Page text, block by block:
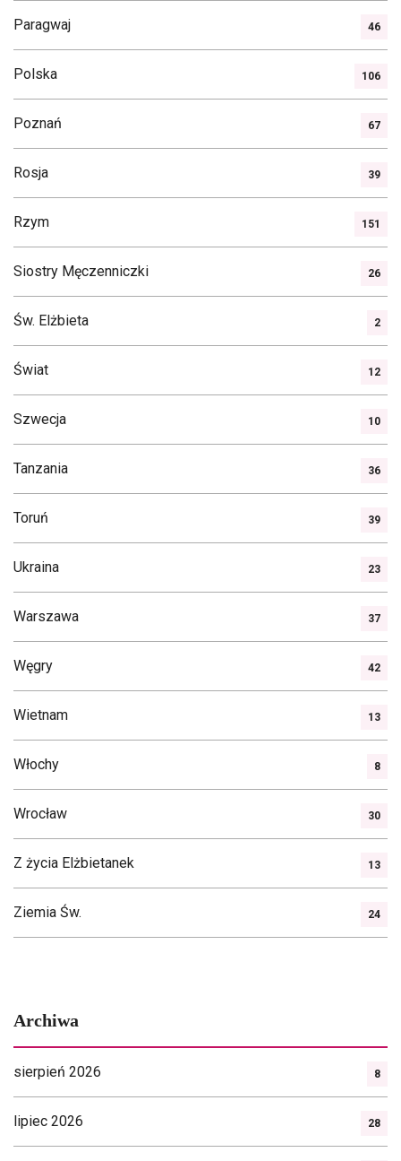
Paragwaj 46
Polska 106
Poznań 67
Rosja 39
Rzym 151
Siostry Męczenniczki 26
Św. Elżbieta 2
Świat 12
Szwecja 10
Tanzania 36
Toruń 39
Ukraina 23
Warszawa 37
Węgry 42
Wietnam 13
Włochy 8
Wrocław 30
Z życia Elżbietanek 13
Ziemia Św. 24
Archiwa
sierpień 2026 8
lipiec 2026 28